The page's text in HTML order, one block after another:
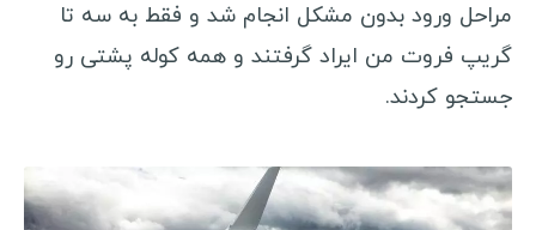
سفرنامه اروپا
رومانی
هلند
مراحل ورود بدون مشکل انجام شد و فقط به سه تا
گریپ فروت من ایراد گرفتند و همه کوله پشتی رو
جستجو کردند.